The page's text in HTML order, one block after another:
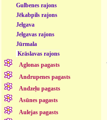
Gulbenes rajons
Jēkabpils rajons
Jelgava
Jelgavas rajons
Jūrmala
Krāslavas rajons
Aglonas pagasts
Andrupenes pagasts
Andzeļu pagasts
Asūnes pagasts
Aulejas pagasts